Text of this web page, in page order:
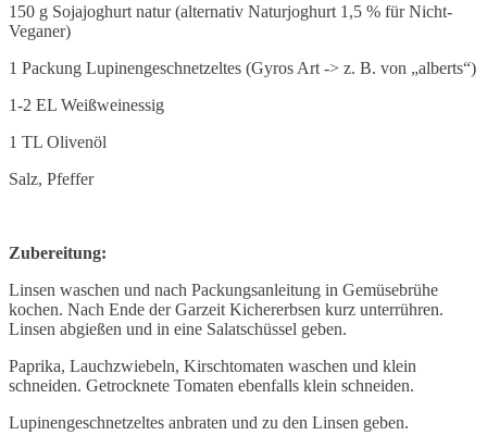
150 g Sojajoghurt natur (alternativ Naturjoghurt 1,5 % für Nicht-
Veganer)
1 Packung Lupinengeschnetzeltes (Gyros Art -> z. B. von „alberts“)
1-2 EL Weißweinessig
1 TL Olivenöl
Salz, Pfeffer
Zubereitung:
Linsen waschen und nach Packungsanleitung in Gemüsebrühe
kochen. Nach Ende der Garzeit Kichererbsen kurz unterrühren.
Linsen abgießen und in eine Salatschüssel geben.
Paprika, Lauchzwiebeln, Kirschtomaten waschen und klein
schneiden. Getrocknete Tomaten ebenfalls klein schneiden.
Lupinengeschnetzeltes anbraten und zu den Linsen geben.